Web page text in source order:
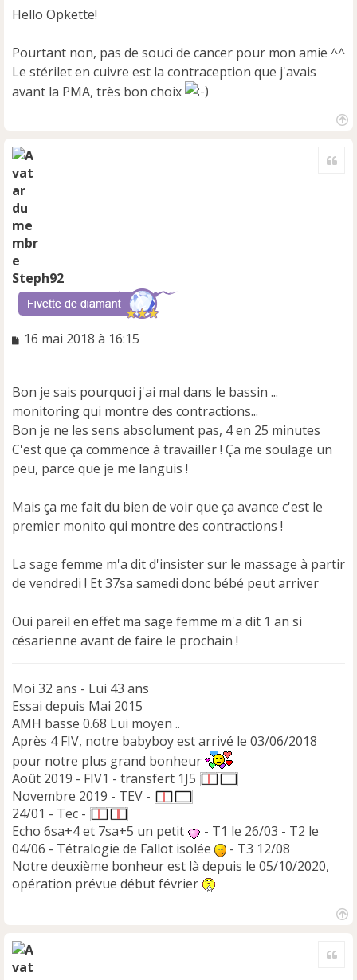
a
e
n
o
n
Hello Opkette!
Pourtant non, pas de souci de cancer pour mon amie ^^
Le stérilet en cuivre est la contraception que j'avais
avant la PMA, très bon choix
Steph92
M
a
g
e
n
o
n
u
16 mai 2018 à 16:15
Bon je sais pourquoi j'ai mal dans le bassin ...
monitoring qui montre des contractions...
Bon je ne les sens absolument pas, 4 en 25 minutes
C'est que ça commence à travailler ! Ça me soulage un
peu, parce que je me languis !
Mais ça me fait du bien de voir que ça avance c'est le
premier monito qui montre des contractions !
La sage femme m'a dit d'insister sur le massage à partir
de vendredi ! Et 37sa samedi donc bébé peut arriver
Oui pareil en effet ma sage femme m'a dit 1 an si
césarienne avant de faire le prochain !
Moi 32 ans - Lui 43 ans
Essai depuis Mai 2015
AMH basse 0.68 Lui moyen ..
Après 4 FIV, notre babyboy est arrivé le 03/06/2018
pour notre plus grand bonheur
Août 2019 - FIV1 - transfert 1J5
Novembre 2019 - TEV -
24/01 - Tec -
Echo 6sa+4 et 7sa+5 un petit
- T1 le 26/03 - T2 le
04/06 - Tétralogie de Fallot isolée
- T3 12/08
Notre deuxième bonheur est là depuis le 05/10/2020,
opération prévue début février